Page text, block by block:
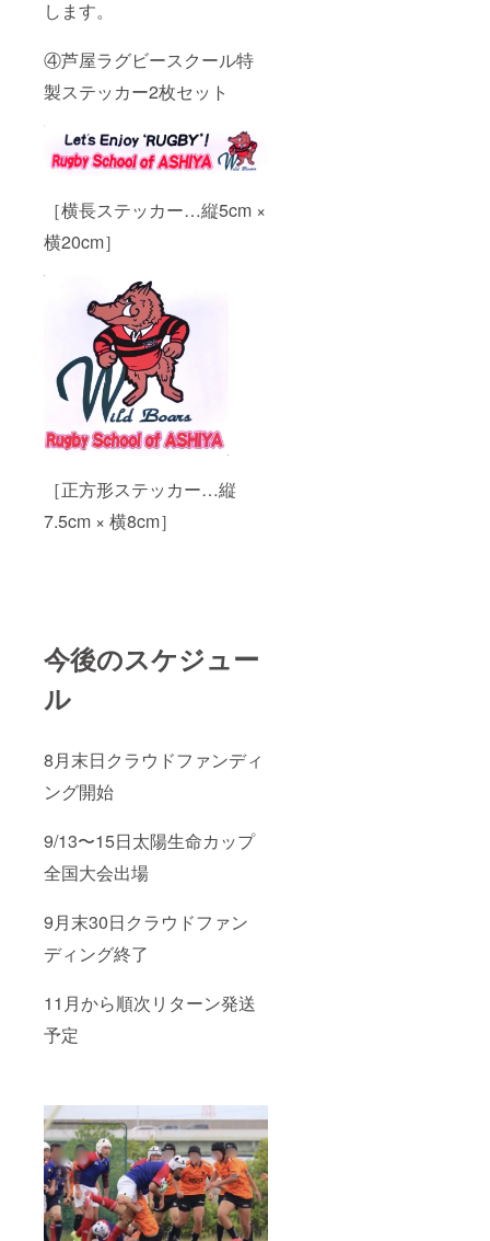
します。
④芦屋ラグビースクール特
製ステッカー2枚セット
［横長ステッカー…縦5cm ×
横20cm］
［正方形ステッカー…縦
7.5cm × 横8cm］
今後のスケジュー
ル
8月末日クラウドファンディ
ング開始
9/13〜15日太陽生命カップ
全国大会出場
9月末30日クラウドファン
ディング終了
11月から順次リターン発送
予定